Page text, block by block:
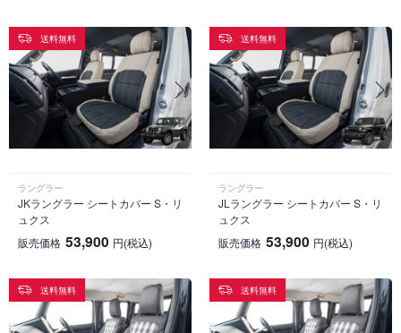
送料無料
ラングラー
JKラングラー シートカバー S・リ
ュクス
販売価格 53,900 円(税込)
送料無料
ラングラー
JLラングラー シートカバー S・リ
ュクス
販売価格 53,900 円(税込)
送料無料 送料無料